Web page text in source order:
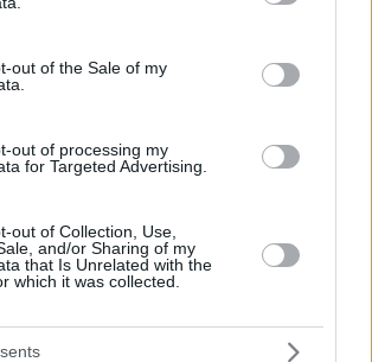
to Google and its third-party tags to
below specified purposes in below Google
out of the Sale of my
out of processing my
for Targeted Advertising.
out of Collection, Use,
and/or Sharing of my
that Is Unrelated with the
which it was collected.
κορυφαία επιλογή για τη χρηματοδότηση
επιστρέφουμε με ασφάλεια